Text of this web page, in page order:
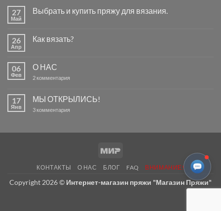
27
Май
Выбрать и купить пряжу для вязания.
Выбрать
для
вязания.
26
Апр
Как вязать?
Как
06
Фев
О НАС
2 комментария
НАС
17
Янв
МЫ ОТКРЫЛИСЬ!
3 комментария
Mir
КОНТАКТЫ О НАС БЛОГ FAQ ВНИМАНИЕ!
Copyright 2026 © Интернет-магазин пряжи "Магазин Пряжи"